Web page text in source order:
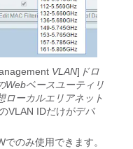
VLAN] ドロ
Webベースユーティリ
ローカルエリアネット
VLAN IDだけがデバ
のみ使用できます。